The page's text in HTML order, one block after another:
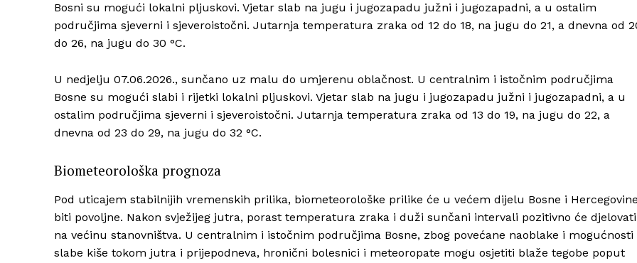
Bosni su mogući lokalni pljuskovi. Vjetar slab na jugu i jugozapadu južni i jugozapadni, a u ostalim
područjima sjeverni i sjeveroistočni. Jutarnja temperatura zraka od 12 do 18, na jugu do 21, a dnevna od
do 26, na jugu do 30 °C.
U nedjelju 07.06.2026., sunčano uz malu do umjerenu oblačnost. U centralnim i istočnim područjima
Bosne su mogući slabi i rijetki lokalni pljuskovi. Vjetar slab na jugu i jugozapadu južni i jugozapadni, a u
ostalim područjima sjeverni i sjeveroistočni. Jutarnja temperatura zraka od 13 do 19, na jugu do 22, a
dnevna od 23 do 29, na jugu do 32 °C.
Biometeorološka prognoza
Pod uticajem stabilnijih vremenskih prilika, biometeorološke prilike će u većem dijelu Bosne i Hercegovine
biti povoljne. Nakon svježijeg jutra, porast temperatura zraka i duži sunčani intervali pozitivno će djelovati
na većinu stanovništva. U centralnim i istočnim područjima Bosne, zbog povećane naoblake i mogućnosti
slabe kiše tokom jutra i prijepodneva, hronični bolesnici i meteoropate mogu osjetiti blaže tegobe poput